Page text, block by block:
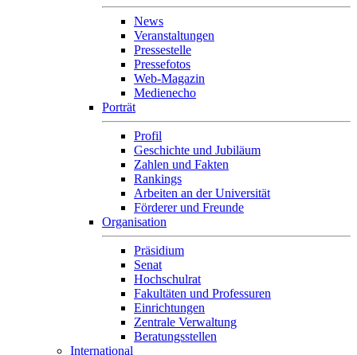
News
Veranstaltungen
Pressestelle
Pressefotos
Web-Magazin
Medienecho
Porträt
Profil
Geschichte und Jubiläum
Zahlen und Fakten
Rankings
Arbeiten an der Universität
Förderer und Freunde
Organisation
Präsidium
Senat
Hochschulrat
Fakultäten und Professuren
Einrichtungen
Zentrale Verwaltung
Beratungsstellen
International